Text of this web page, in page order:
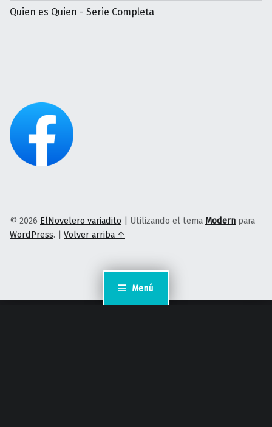
Menú
Quien es Quien - Serie Completa
© 2026 ElNovelero variadito | Utilizando el tema Modern para
WordPress. | Volver arriba ↑